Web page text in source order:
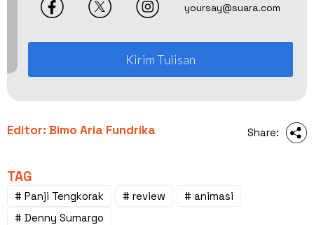
yoursay@suara.com
Kirim Tulisan
Editor: Bimo Aria Fundrika Share:
TAG
# Panji Tengkorak # review
# animasi
# Denny Sumargo